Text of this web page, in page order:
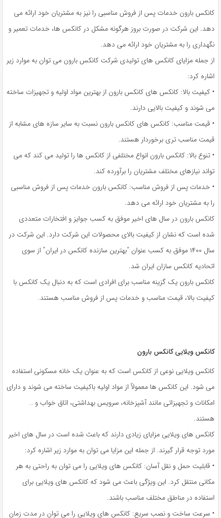
کانکس بارون خدمات پس از فروش مناسبی را نیز به مشتریان خود ارائه می
دهد. این شرکت در صورت بروز هرگونه مشکل در کانکس ها، خدمات تعمیر و
نگهداری را به مشتریان خود ارائه می دهد.
از جمله مزایای کانکس های تولیدی شرکت کانکس بارون می توان به موارد زیر
اشاره کرد:
• کیفیت بالا: کانکس های کانکس بارون از بهترین مواد اولیه و تجهیزات ساخته
می شوند و کیفیت بالایی دارند.
• قیمت مناسب: کانکس های کانکس بارون نسبت به سایر سازه های مشابه از
قیمت مناسب تری برخوردار هستند.
• تنوع بالا: کانکس بارون انواع مختلفی از کانکس ها را تولید می کند که می
تواند نیازهای مختلف مشتریان را برآورده کند.
• خدمات پس از فروش مناسب: کانکس بارون خدمات پس از فروش مناسبی
را به مشتریان خود ارائه می دهد.
کانکس بارون در سال های اخیر موفق به کسب جوایز و افتخارات متعددی
شده است که نشان از کیفیت بالای محصولات این شرکت دارد. این شرکت در
سال ۱۴۰۰ موفق به کسب عنوان “بهترین سازنده کانکس در ایران” از سوی
اتحادیه کانکس سازان ایران شد.
کانکس بارون یک گزینه مناسب برای افرادی است که به دنبال یک کانکس با
کیفیت بالا، قیمت مناسب و خدمات پس از فروش مناسب هستند.
کانکس ویلایی کانکس بارون
کانکس ویلایی نوعی از کانکس است که به عنوان یک خانه مسکونی استفاده
می شود. این کانکس ها معمولاً از مواد اولیه باکیفیت ساخته می شوند و دارای
امکانات و تجهیزاتی مانند آشپزخانه، سرویس بهداشتی، اتاق خواب و …
هستند.
کانکس های ویلایی مزایای زیادی دارند که باعث شده است در سال های اخیر
مورد توجه قرار گیرند. از جمله این مزایا می توان به موارد زیر اشاره کرد:
• قابلیت حمل و نقل آسان: کانکس های ویلایی را می توان به راحتی به هر
مکانی منتقل کرد. این ویژگی باعث می شود که کانکس های ویلایی برای
استفاده در مناطق مختلف مناسب باشند.
• سرعت ساخت و نصب سریع: کانکس های ویلایی را می توان در مدت زمان